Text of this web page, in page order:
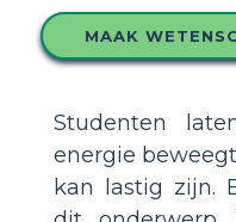
MAAK
Studenten
energie
kan lastig zijn.